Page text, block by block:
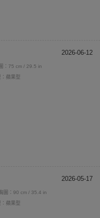
2026-06-12
：75 cm / 29.5 in
蘋果型
2026-05-17
胸圍：90 cm / 35.4 in
蘋果型